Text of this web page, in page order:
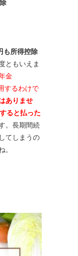
も所得控除
ともいえま
金
するわけで
ありませ
ると払った
。長期間続
てしまうの
。